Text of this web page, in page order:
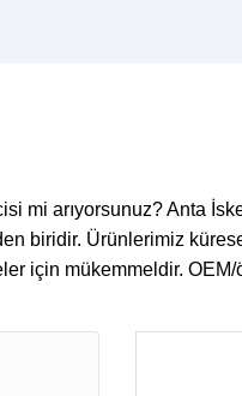
mi arıyorsunuz? Anta
biridir. Ürünlerimiz
için mükemmeldir.